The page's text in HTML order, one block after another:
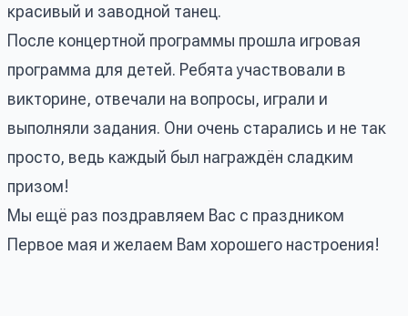
красивый и заводной танец.
После концертной программы прошла игровая
программа для детей. Ребята участвовали в
викторине, отвечали на вопросы, играли и
выполняли задания. Они очень старались и не так
просто, ведь каждый был награждён сладким
призом!
Мы ещё раз поздравляем Вас с праздником
Первое мая и желаем Вам хорошего настроения!